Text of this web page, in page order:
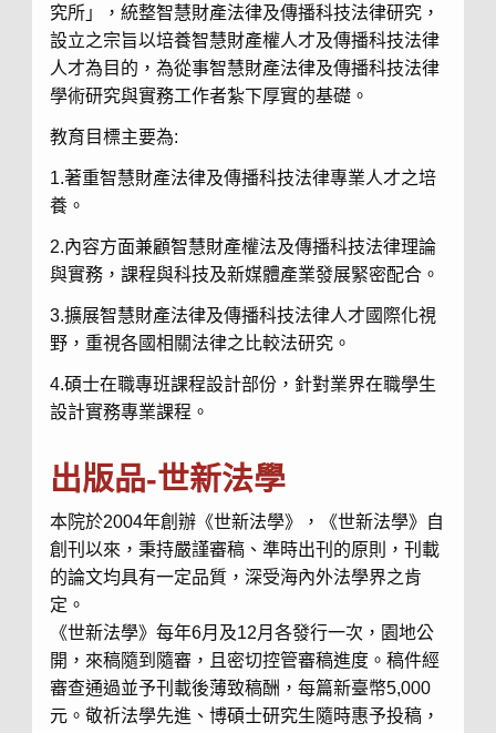
究所」，統整智慧財產法律及傳播科技法律研究，
設立之宗旨以培養智慧財產權人才及傳播科技法律
人才為目的，為從事智慧財產法律及傳播科技法律
學術研究與實務工作者紮下厚實的基礎。
教育目標主要為:
1.著重智慧財產法律及傳播科技法律專業人才之培
養。
2.內容方面兼顧智慧財產權法及傳播科技法律理論
與實務，課程與科技及新媒體產業發展緊密配合。
3.擴展智慧財產法律及傳播科技法律人才國際化視
野，重視各國相關法律之比較法研究。
4.碩士在職專班課程設計部份，針對業界在職學生
設計實務專業課程。
出版品-世新法學
本院於2004年創辦《世新法學》，《世新法學》自
創刊以來，秉持嚴謹審稿、準時出刊的原則，刊載
的論文均具有一定品質，深受海內外法學界之肯
定。
《世新法學》每年6月及12月各發行一次，園地公
開，來稿隨到隨審，且密切控管審稿進度。稿件經
審查通過並予刊載後薄致稿酬，每篇新臺幣5,000
元。敬祈法學先進、博碩士研究生隨時惠予投稿，